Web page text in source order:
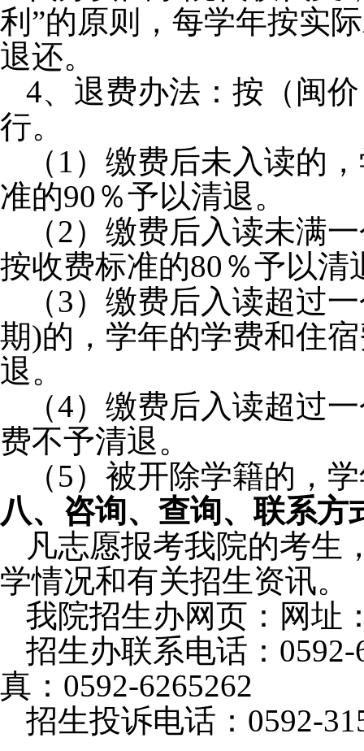
利 ”的原则，每学年按实
退还。
4、 退费办法：按（闽
行。
（ 1 ）缴费后未入读的
准的90 ％予以清退。
（2）缴费后入读未满
按收费标准的80 ％予以清
（3）缴费后入读超过
期)的，学年的学费和住
退。
（4）缴费后入读超过
费不予清退。
（5）被开除学籍的，
八、 咨询、查询、联系方
凡志愿报考我院的考生
学情况和有关招生资讯。
我院招生办网页：网址
招生办联系电话： 0592-
真： 0592-6265262
招生投诉电话： 0592-